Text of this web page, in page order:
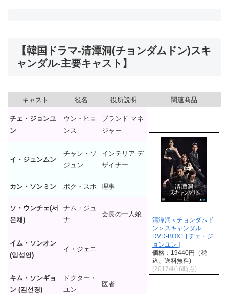
【韓国ドラマ-清潭洞(チョンダムドン)スキ
ャンダル-主要キャスト】
キャスト 役名 役所説明 関連商品
チェ・ジョンユ
ン
ウン・ヒョ
ンス
ブランド マネ
ジャー
清潭洞＜チョンダムド
ン＞スキャンダル
DVD-BOX1 [ チェ・ジ
ョンユン ]
価格：19440円（税
込、送料無料)
(2017/4/16時点)
イ・ジュンムン
チャン・ソ
ジュン
インテリア デ
ザイナー
カン・ソンミン ボク・スホ 理事
ソ・ウンチェ(서
은채)
ナム・ジュ
ナ
会長の一人娘
イム・ソンオン
(임성언)
イ・ジェニ
キム・ソンギョ
ン (김선경)
ドクター・
ユン
医者